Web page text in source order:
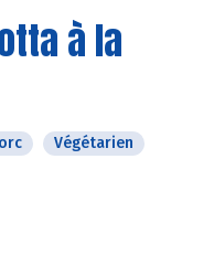
à la
Végétarien